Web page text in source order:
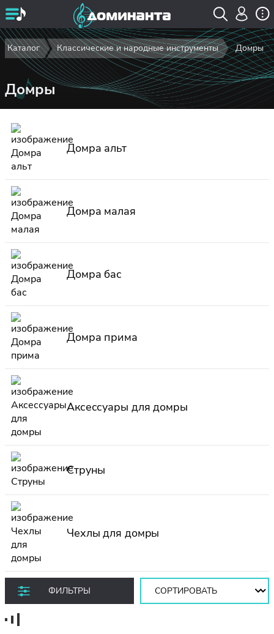
Каталог Классические и народные инструменты Домры
Домры
Домра альт
Домра малая
Домра бас
Домра прима
Аксессуары для домры
Струны
Чехлы для домры
ФИЛЬТРЫ
Сортировать: